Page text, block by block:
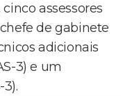
assessores
de gabinete
adicionais
3) e um